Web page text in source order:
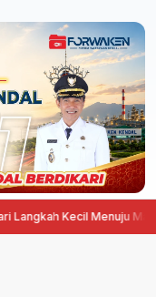
Kecil Menuju Manfaat